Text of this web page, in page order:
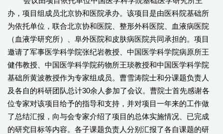
办，项目组成员北京协和医院承办。该项目是由医科院基础所
为依托单位，联合北京协和医院、整形外科医院、血液病医院
（血液学研究所）、阜外医院和皮肤病医院共同承担的。项目
邀请了军事医学科学院张纪岩教授、中国医学科学院病原所王
健伟教授、中国医学科学院药物所王琰教授和中国医学科学院
基础所黄波教授作为专家组成员。曹雪涛院士和分课题负责人
及各自的科研团队总计30余人参加了会议。曹院士首先感谢各
位专家对该项目给予的指导和支持，并对项目一年来的工作做
了总结汇报，向与会专家介绍了项目的总体实施情况、已完成
的研究目标等内容。各子课题负责人分别汇报了各自课题的研